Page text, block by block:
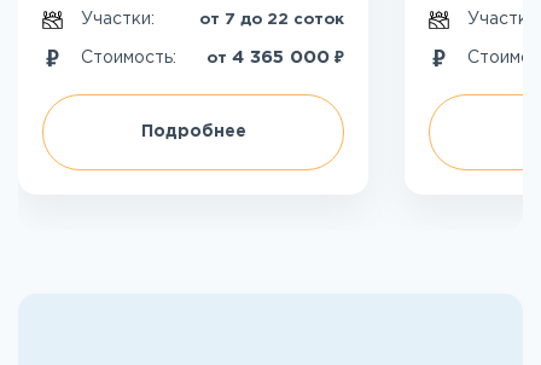
Участки: от 7 до 22 соток
Стоимость: от 4 365 000 ₽
Подробнее
Участки: